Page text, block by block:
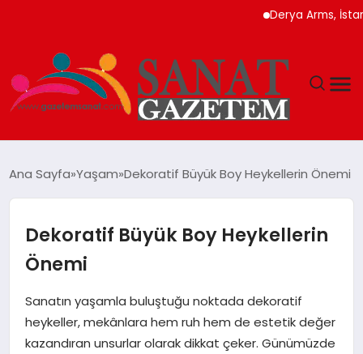
Derya Arms,
TEKNOLOJI
SIYASET
YAŞAM
Ana Sayfa Yaşam Dekoratif Büyük Boy Heykellerin Önemi
Dekoratif Büyük Boy Heykellerin
Önemi
Sanatın yaşamla buluştuğu noktada dekoratif
heykeller, mekânlara hem ruh hem de estetik değer
kazandıran unsurlar olarak dikkat çeker. Günümüzde